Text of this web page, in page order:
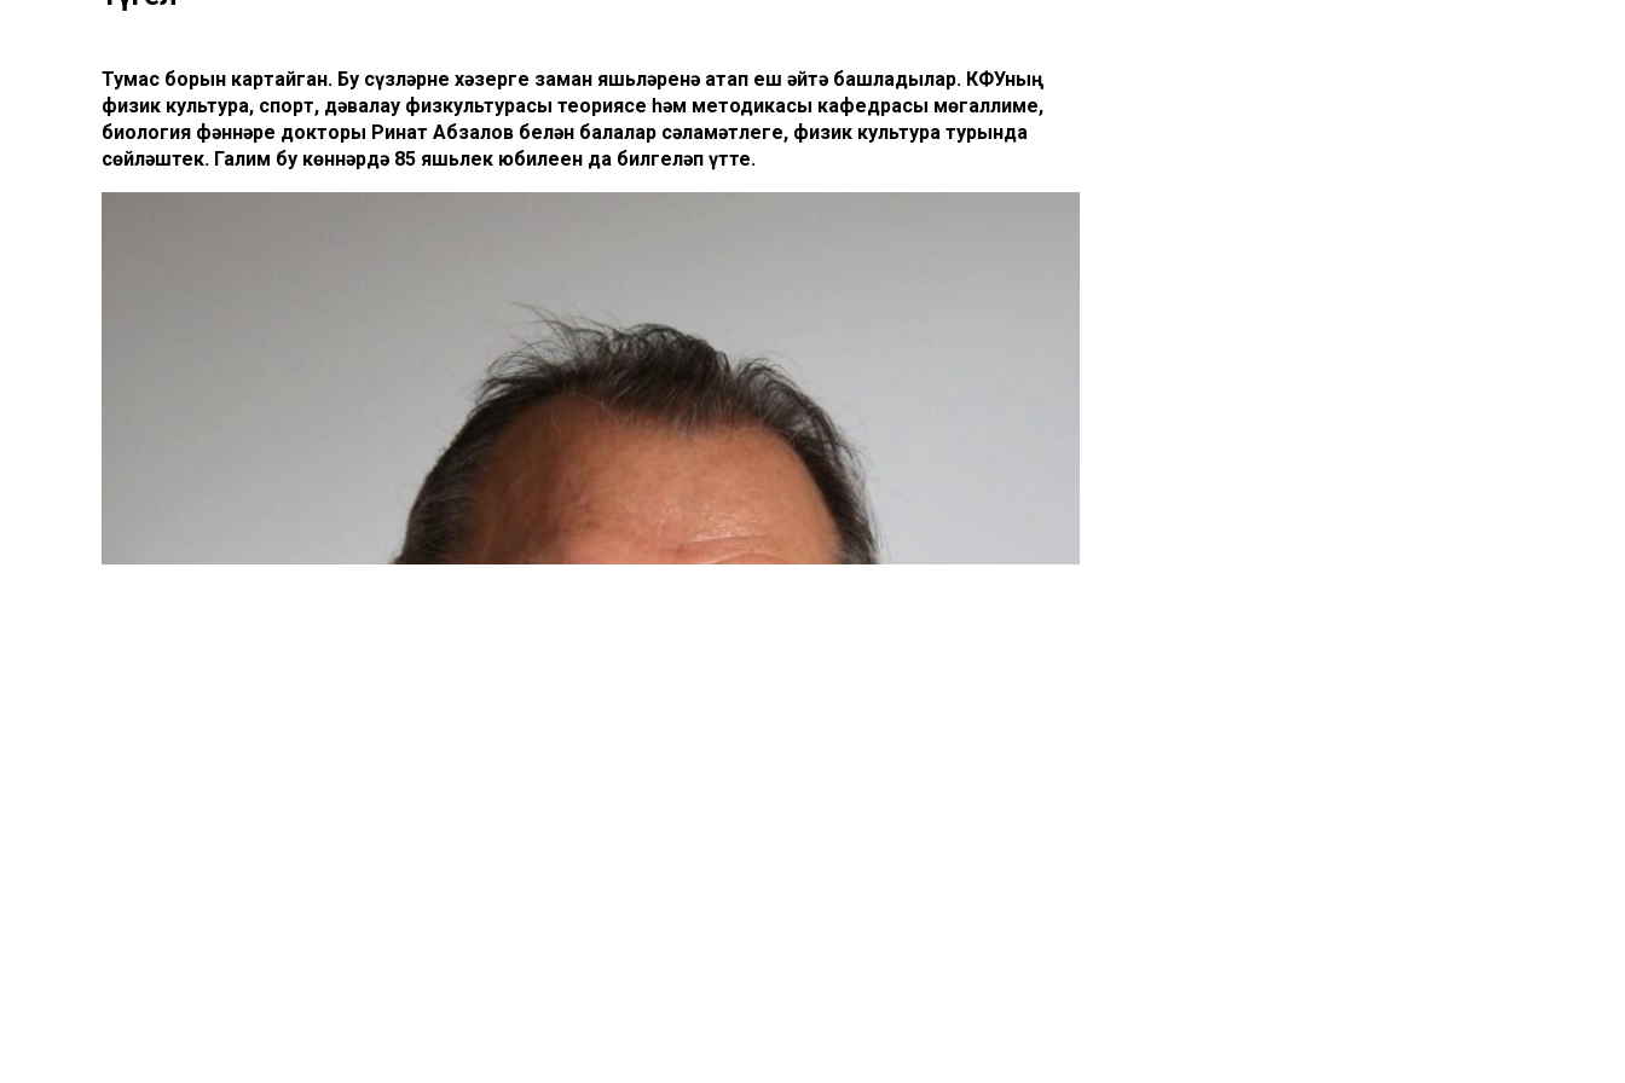
Тумас борын картайган. Бу сүзләрне хәзерге заман яшьләренә атап еш әйтә башладылар. КФУның
физик культура, спорт, дәвалау физкультурасы теориясе һәм методикасы кафедрасы мөгаллиме,
биология фәннәре докторы Ринат Абзалов белән балалар сәламәтлеге, физик культура турында
сөйләштек. Галим бу көннәрдә 85 яшьлек юбилеен да билгеләп үтте.